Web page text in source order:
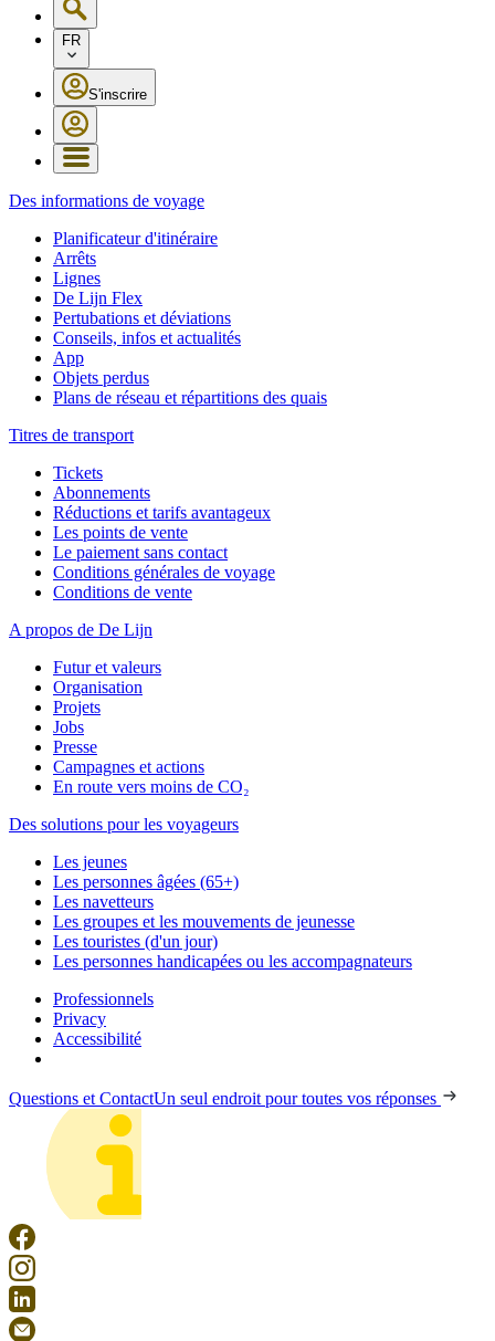
FR
S'inscrire
Des informations de voyage
Planificateur d'itinéraire
Arrêts
Lignes
De Lijn Flex
Pertubations et déviations
Conseils, infos et actualités
App
Objets perdus
Plans de réseau et répartitions des quais
Titres de transport
Tickets
Abonnements
Réductions et tarifs avantageux
Les points de vente
Le paiement sans contact
Conditions générales de voyage
Conditions de vente
A propos de De Lijn
Futur et valeurs
Organisation
Projets
Jobs
Presse
Campagnes et actions
En route vers moins de CO₂
Des solutions pour les voyageurs
Les jeunes
Les personnes âgées (65+)
Les navetteurs
Les groupes et les mouvements de jeunesse
Les touristes (d'un jour)
Les personnes handicapées ou les accompagnateurs
Professionnels
Privacy
Accessibilité
Questions et ContactUn seul endroit pour toutes vos réponses